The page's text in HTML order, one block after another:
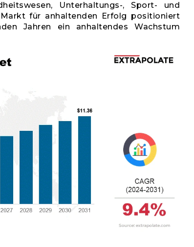
Unterhaltungs-, Sport- und
für anhaltenden Erfolg positioniert
Jahren ein anhaltendes Wachstum